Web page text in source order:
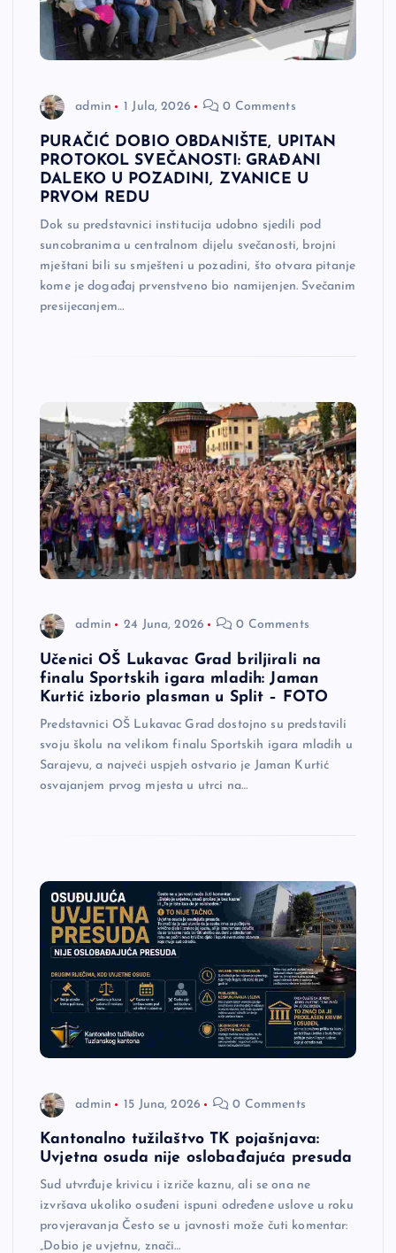
admin 1 Jula, 2026 0 Comments
PURAČIĆ DOBIO OBDANIŠTE, UPITAN
PROTOKOL SVEČANOSTI: GRAĐANI
DALEKO U POZADINI, ZVANICE U
PRVOM REDU
Dok su predstavnici institucija udobno sjedili pod
suncobranima u centralnom dijelu svečanosti, brojni
mještani bili su smješteni u pozadini, što otvara pitanje
kome je događaj prvenstveno bio namijenjen. Svečanim
presijecanjem…
admin 24 Juna, 2026 0 Comments
Učenici OŠ Lukavac Grad briljirali na
finalu Sportskih igara mladih: Jaman
Kurtić izborio plasman u Split – FOTO
Predstavnici OŠ Lukavac Grad dostojno su predstavili
svoju školu na velikom finalu Sportskih igara mladih u
Sarajevu, a najveći uspjeh ostvario je Jaman Kurtić
osvajanjem prvog mjesta u utrci na…
admin 15 Juna, 2026 0 Comments
Kantonalno tužilaštvo TK pojašnjava:
Uvjetna osuda nije oslobađajuća presuda
Sud utvrđuje krivicu i izriče kaznu, ali se ona ne
izvršava ukoliko osuđeni ispuni određene uslove u roku
provjeravanja Često se u javnosti može čuti komentar:
„Dobio je uvjetnu, znači…